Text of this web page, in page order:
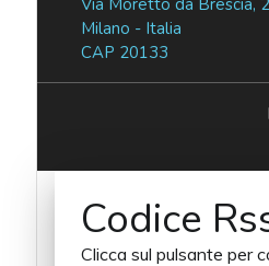
Milano - Italia
CAP 20133
Codice
Clicca sul pulsante per